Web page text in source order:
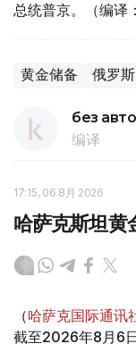
总统普京。（编译
黄金储备 俄罗斯
без
编译
17:15, 06 8月 2026
哈萨克斯坦黄
（哈萨克国际通讯
截至2026年8月6